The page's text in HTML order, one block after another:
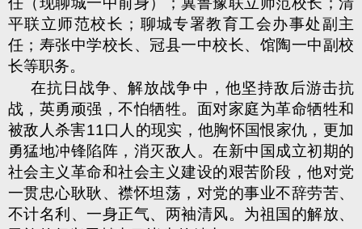
平联立师范校长；聊城专署教育工会办事处副主
任；寿张中学校长、冠县一中校长、馆陶一中副校
长等职务。
在抗日战争、解放战争中，他坚持敌后游击抗
战，英勇顽强，不怕牺牲。面对家庭为革命牺牲和
被敌人杀害11口人的现实，他胸怀国恨家仇，更加
勇猛地冲锋陷阵，消灭敌人。在新中国成立初期的
社会主义革命和社会主义建设的艰苦阶段，他对党
一贯忠心耿耿、襟怀坦荡，对党的事业不辞劳苦、
不计名利、一身正气、两袖清风。为祖国的解放、